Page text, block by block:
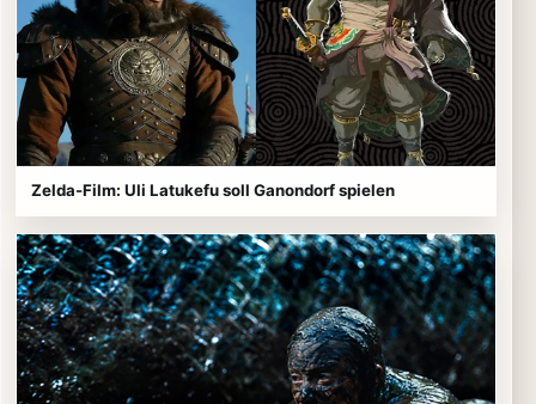
Zelda-Film: Uli Latukefu soll Ganondorf spielen